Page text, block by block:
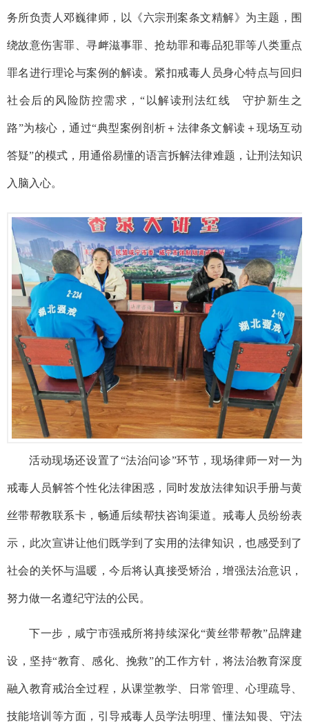
务所负责人邓巍律师，以《六宗刑案条文精解》为主题，围
绕故意伤害罪、寻衅滋事罪、抢劫罪和毒品犯罪等八类重点
罪名进行理论与案例的解读。紧扣戒毒人员身心特点与回归
社会后的风险防控需求，“以解读刑法红线 守护新生之
路”为核心，通过“典型案例剖析＋法律条文解读＋现场互动
答疑”的模式，用通俗易懂的语言拆解法律难题，让刑法知识
入脑入心。
活动现场还设置了“法治问诊”环节，现场律师一对一为
戒毒人员解答个性化法律困惑，同时发放法律知识手册与黄
丝带帮教联系卡，畅通后续帮扶咨询渠道。戒毒人员纷纷表
示，此次宣讲让他们既学到了实用的法律知识，也感受到了
社会的关怀与温暖，今后将认真接受矫治，增强法治意识，
努力做一名遵纪守法的公民。
下一步，咸宁市强戒所将持续深化“黄丝带帮教”品牌建
设，坚持“教育、感化、挽救”的工作方针，将法治教育深度
融入教育戒治全过程 ，从课堂教学、日常管理、心理疏导、
技能培训等方面，引导戒毒人员学法明理、懂法知畏、守法